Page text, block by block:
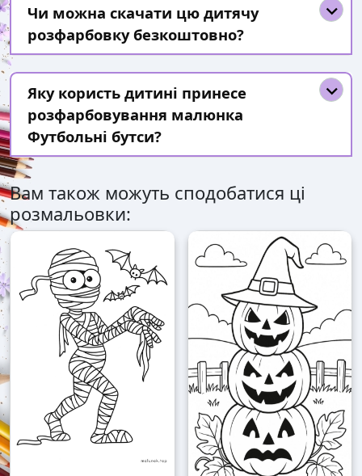
Чи можна скачати цю дитячу
розфарбовку безкоштовно?
Яку користь дитині принесе
розфарбовування малюнка
Футбольні бутси?
Вам також можуть сподобатися ці
розмальовки: